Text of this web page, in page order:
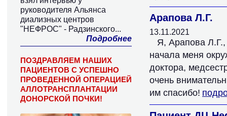
Арапова Л.Г.
13.11.2021
Я, Арапова Л.Г.,
начала меня
доктора,
очень
им спасибо!
руководителя Альянса
диализных центров
"НЕФРОС" - Радзинского...
Подробнее
ПОЗДРАВЛЯЕМ НАШИХ
ПАЦИЕНТОВ С УСПЕШНО
ПРОВЕДЕННОЙ ОПЕРАЦИЕЙ
АЛЛОТРАНСПЛАНТАЦИИ
ДОНОРСКОЙ ПОЧКИ!